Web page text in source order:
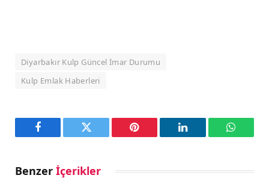
Diyarbakır Kulp Güncel İmar Durumu
Kulp Emlak Haberleri
Facebook Twitter Pinterest LinkedIn
Benzer İçerikler